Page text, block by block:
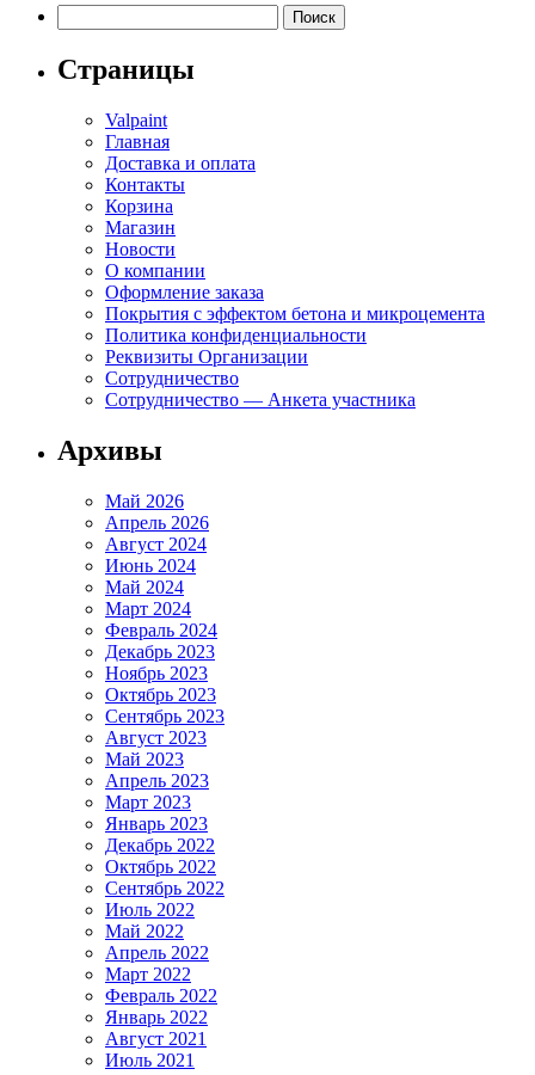
Страницы
Valpaint
Главная
Доставка и оплата
Контакты
Корзина
Магазин
Новости
О компании
Оформление заказа
Покрытия с эффектом бетона и микроцемента
Политика конфиденциальности
Реквизиты Организации
Сотрудничество
Сотрудничество — Анкета участника
Архивы
Май 2026
Апрель 2026
Август 2024
Июнь 2024
Май 2024
Март 2024
Февраль 2024
Декабрь 2023
Ноябрь 2023
Октябрь 2023
Сентябрь 2023
Август 2023
Май 2023
Апрель 2023
Март 2023
Январь 2023
Декабрь 2022
Октябрь 2022
Сентябрь 2022
Июль 2022
Май 2022
Апрель 2022
Март 2022
Февраль 2022
Январь 2022
Август 2021
Июль 2021